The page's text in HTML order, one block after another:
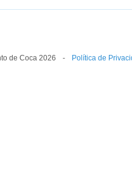
de Coca 2026 --- Política de